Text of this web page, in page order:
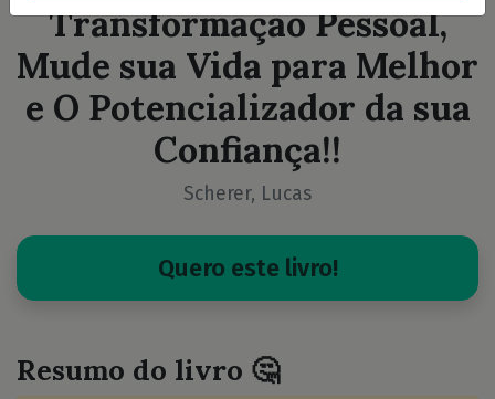
Transformação Pessoal,
Mude sua Vida para Melhor
e O Potencializador da sua
Confiança!!
Scherer, Lucas
Quero este livro!
Resumo do livro 🤔